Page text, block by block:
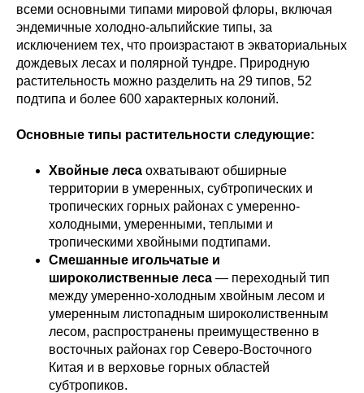
всеми основными типами мировой флоры, включая
эндемичные холодно-альпийские типы, за
исключением тех, что произрастают в экваториальных
дождевых лесах и полярной тундре. Природную
растительность можно разделить на 29 типов, 52
подтипа и более 600 характерных колоний.
Основные типы растительности следующие:
Хвойные леса охватывают обширные
территории в умеренных, субтропических и
тропических горных районах с умеренно-
холодными, умеренными, теплыми и
тропическими хвойными подтипами.
Смешанные игольчатые и
широколиственные леса — переходный тип
между умеренно-холодным хвойным лесом и
умеренным листопадным широколиственным
лесом, распространены преимущественно в
восточных районах гор Северо-Восточного
Китая и в верховье горных областей
субтропиков.